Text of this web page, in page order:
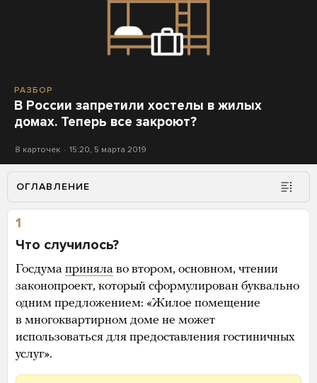
РАЗБОР
В России запретили хостелы в жилых
домах. Теперь все закроют?
8 карточек 15:20, 5 марта 2019
ОГЛАВЛЕНИЕ
1
Что случилось?
Госдума приняла во втором, основном, чтении
законопроект, который сформулирован буквально
одним предложением: «Жилое помещение
в многоквартирном доме не может
использоваться для предоставления гостиничных
услуг».